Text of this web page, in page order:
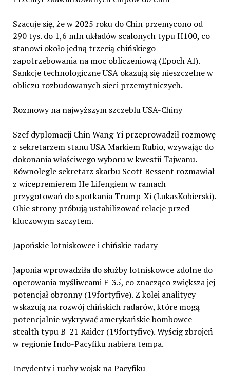
Szacuje się, że w 2025 roku do Chin przemycono od
290 tys. do 1,6 mln układów scalonych typu H100, co
stanowi około jedną trzecią chińskiego
zapotrzebowania na moc obliczeniową (Epoch AI).
Sankcje technologiczne USA okazują się nieszczelne w
obliczu rozbudowanych sieci przemytniczych.
Rozmowy na najwyższym szczeblu USA-Chiny
Szef dyplomacji Chin Wang Yi przeprowadził rozmowę
z sekretarzem stanu USA Markiem Rubio, wzywając do
dokonania właściwego wyboru w kwestii Tajwanu.
Równolegle sekretarz skarbu Scott Bessent rozmawiał
z wicepremierem He Lifengiem w ramach
przygotowań do spotkania Trump-Xi (LukasKobierski).
Obie strony próbują ustabilizować relacje przed
kluczowym szczytem.
Japońskie lotniskowce i chińskie radary
Japonia wprowadziła do służby lotniskowce zdolne do
operowania myśliwcami F-35, co znacząco zwiększa jej
potencjał obronny (19fortyfive). Z kolei analitycy
wskazują na rozwój chińskich radarów, które mogą
potencjalnie wykrywać amerykańskie bombowce
stealth typu B-21 Raider (19fortyfive). Wyścig zbrojeń
w regionie Indo-Pacyfiku nabiera tempa.
Incydenty i ruchy wojsk na Pacyfiku